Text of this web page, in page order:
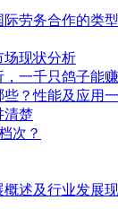
劳务合作的类
场现状分析
一千只鸽子能
？性能及应用
清楚
次？
述及行业发展